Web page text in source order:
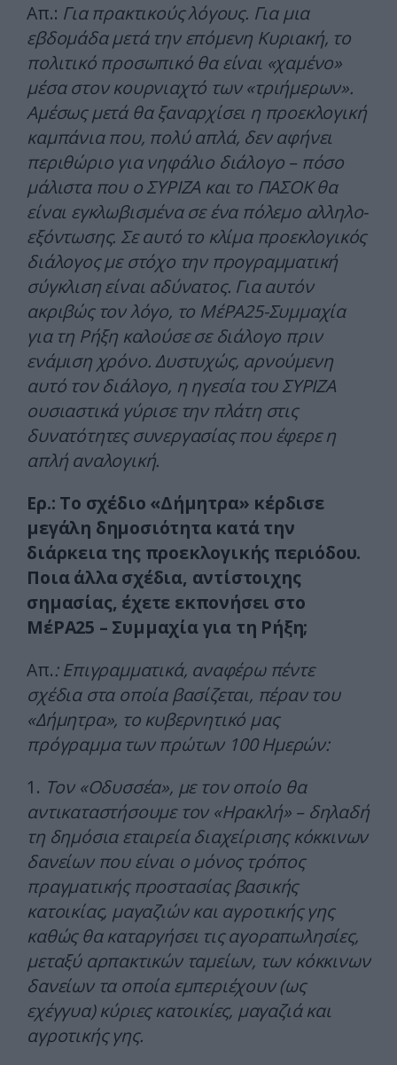
Απ.: Για πρακτικούς λόγους. Για μια
εβδομάδα μετά την επόμενη Κυριακή, το
πολιτικό προσωπικό θα είναι «χαμένο»
μέσα στον κουρνιαχτό των «τριήμερων».
Αμέσως μετά θα ξαναρχίσει η προεκλογική
καμπάνια που, πολύ απλά, δεν αφήνει
περιθώριο για νηφάλιο διάλογο – πόσο
μάλιστα που ο ΣΥΡΙΖΑ και το ΠΑΣΟΚ θα
είναι εγκλωβισμένα σε ένα πόλεμο αλληλο-
εξόντωσης. Σε αυτό το κλίμα προεκλογικός
διάλογος με στόχο την προγραμματική
σύγκλιση είναι αδύνατος. Για αυτόν
ακριβώς τον λόγο, το ΜέΡΑ25-Συμμαχία
για τη Ρήξη καλούσε σε διάλογο πριν
ενάμιση χρόνο. Δυστυχώς, αρνούμενη
αυτό τον διάλογο, η ηγεσία του ΣΥΡΙΖΑ
ουσιαστικά γύρισε την πλάτη στις
δυνατότητες συνεργασίας που έφερε η
απλή αναλογική.
Ερ.: Το σχέδιο «Δήμητρα» κέρδισε
μεγάλη δημοσιότητα κατά την
διάρκεια της προεκλογικής περιόδου.
Ποια άλλα σχέδια, αντίστοιχης
σημασίας, έχετε εκπονήσει στο
ΜέΡΑ25 – Συμμαχία για τη Ρήξη;
Απ.: Επιγραμματικά, αναφέρω πέντε
σχέδια στα οποία βασίζεται, πέραν του
«Δήμητρα», το κυβερνητικό μας
πρόγραμμα των πρώτων 100 Ημερών:
1. Τον «Οδυσσέα», με τον οποίο θα
αντικαταστήσουμε τον «Ηρακλή» – δηλαδή
τη δημόσια εταιρεία διαχείρισης κόκκινων
δανείων που είναι ο μόνος τρόπος
πραγματικής προστασίας βασικής
κατοικίας, μαγαζιών και αγροτικής γης
καθώς θα καταργήσει τις αγοραπωλησίες,
μεταξύ αρπακτικών ταμείων, των κόκκινων
δανείων τα οποία εμπεριέχουν (ως
εχέγγυα) κύριες κατοικίες, μαγαζιά και
αγροτικής γης.